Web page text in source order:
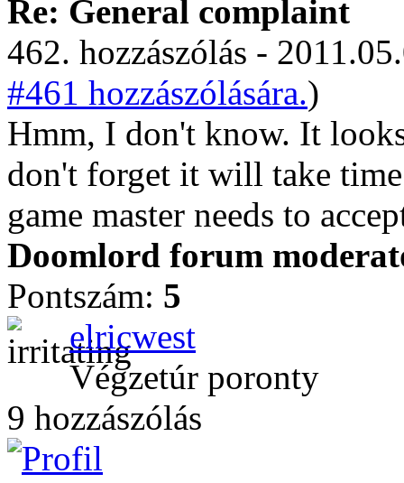
Re: General complaint
462. hozzászólás -
#461 hozzászólására.)
Hmm, I don't know. It
don't forget it will take
game master needs to
Doomlord forum
Pontszám: 5
elricwest
Végzetúr poronty
9 hozzászólás